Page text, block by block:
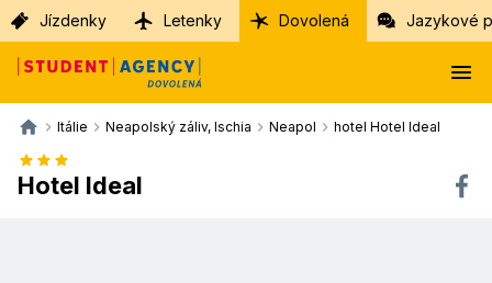
Jízdenky Letenky Dovolená Jazykové
Itálie Neapolský záliv, Ischia Neapol hotel Hotel Ideal
Hotel Ideal